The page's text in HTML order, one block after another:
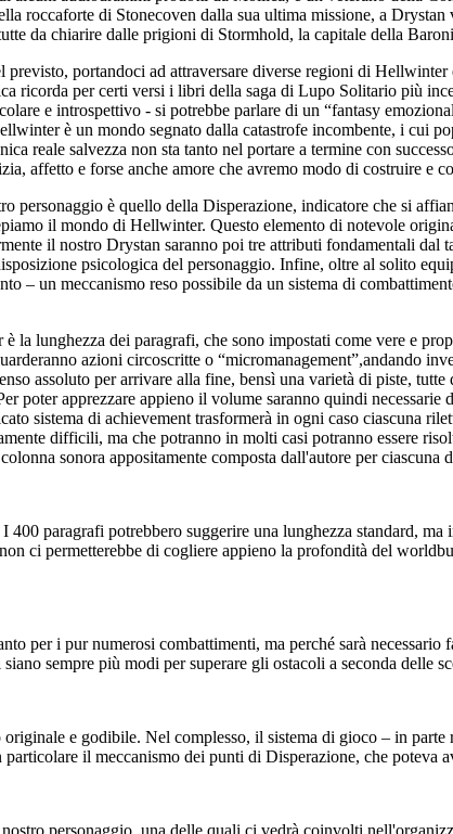
roccaforte di Stonecoven dalla sua ultima missione, a
da chiarire dalle prigioni di Stormhold, la capitale della
previsto, portandoci ad attraversare diverse regioni di
ricorda per certi versi i libri della saga di Lupo Solitario più
e introspettivo - si potrebbe parlare di un “fantasy
è un mondo segnato dalla catastrofe incombente, i cui
reale salvezza non sta tanto nel portare a termine con
affetto e forse anche amore che avremo modo di costruire e
personaggio è quello della Disperazione, indicatore che si
il mondo di Hellwinter. Questo elemento di notevole
il nostro Drystan saranno poi tre attributi fondamentali dal
psicologica del personaggio. Infine, oltre al solito
– un meccanismo reso possibile da un sistema di
lunghezza dei paragrafi, che sono impostati come vere e
azioni circoscritte o “micromanagement”,andando
assoluto per arrivare alla fine, bensì una varietà di piste,
poter apprezzare appieno il volume saranno quindi
sistema di achievement trasformerà in ogni caso ciascuna
difficili, ma che potranno in molti casi potranno essere
sonora appositamente composta dall'autore per ciascuna
paragrafi potrebbero suggerire una lunghezza standard,
ci permetterebbe di cogliere appieno la profondità del
per i pur numerosi combattimenti, ma perché sarà
sempre più modi per superare gli ostacoli a seconda delle
e godibile. Nel complesso, il sistema di gioco – in
il meccanismo dei punti di Disperazione, che poteva
personaggio, una delle quali ci vedrà coinvolti